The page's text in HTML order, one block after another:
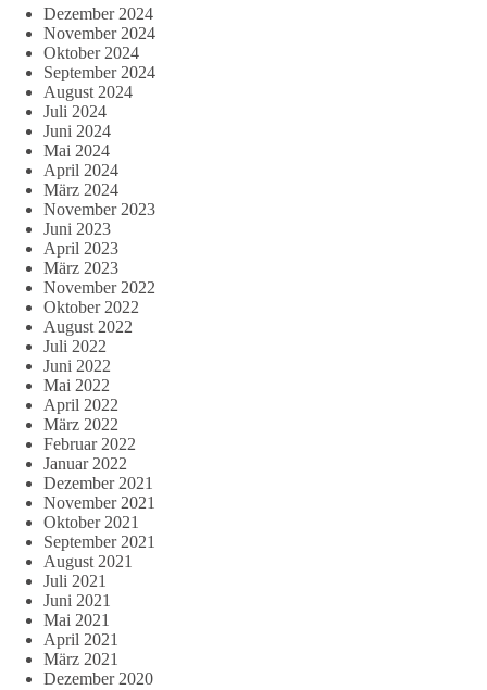
Dezember 2024
November 2024
Oktober 2024
September 2024
August 2024
Juli 2024
Juni 2024
Mai 2024
April 2024
März 2024
November 2023
Juni 2023
April 2023
März 2023
November 2022
Oktober 2022
August 2022
Juli 2022
Juni 2022
Mai 2022
April 2022
März 2022
Februar 2022
Januar 2022
Dezember 2021
November 2021
Oktober 2021
September 2021
August 2021
Juli 2021
Juni 2021
Mai 2021
April 2021
März 2021
Dezember 2020